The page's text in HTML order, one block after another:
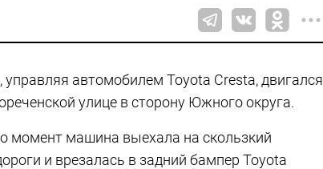
управляя автомобилем Toyota Cresta, двигался
улице в сторону Южного округа.
момент машина выехала на скользкий
и врезалась в задний бампер Toyota